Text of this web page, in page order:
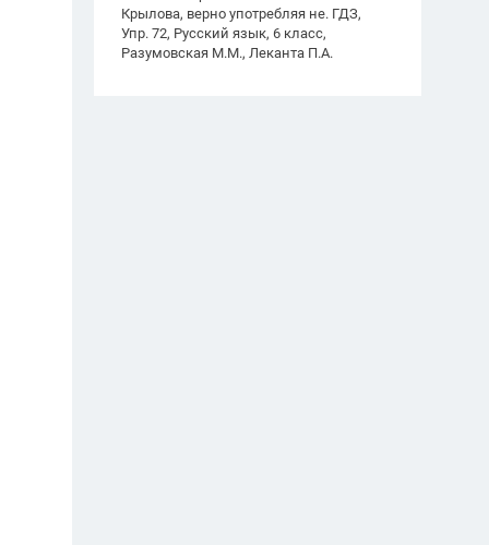
Крылова, верно употребляя не. ГДЗ,
Упр. 72, Русский язык, 6 класс,
Разумовская М.М., Леканта П.А.